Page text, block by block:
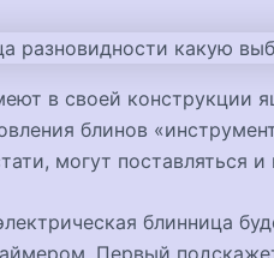
в своей конструкции
блинов
могут поставляться
блинница